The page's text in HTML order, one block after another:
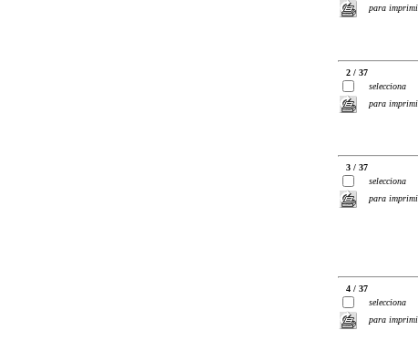
para
2 / 37
selecciona
para
3 / 37
selecciona
para
4 / 37
selecciona
para